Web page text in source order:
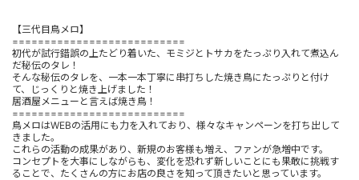
【三代目鳥メロ】
===========================
初代が試行錯誤の上たどり着いた、モミジとトサカをたっぷり入れて煮込ん
だ秘伝のタレ！
そんな秘伝のタレを、一本一本丁寧に串打ちした焼き鳥にたっぷりと付け
て、じっくりと焼き上げました！
居酒屋メニューと言えば焼き鳥！
===========================
鳥メロはWEBの活用にも力を入れており、様々なキャンペーンを打ち出して
きました。
これらの活動の成果があり、新規のお客様も増え、ファンが急増中です。
コンセプトを大事にしながらも、変化を恐れず新しいことにも果敢に挑戦す
ることで、たくさんの方にお店の良さを知って頂きたいと思っています。